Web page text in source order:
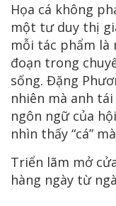
Họa cá không
một tư duy thị
mỗi tác phẩm
đoạn trong
sống. Đặng
nhiên mà anh
ngôn ngữ của
nhìn thấy “cá”
Triển lãm mở
hàng ngày từ